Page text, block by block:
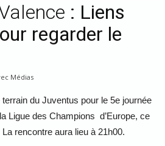
: Liens
regarder le
Médias
du Juventus pour le 5e journée
Ligue des Champions d’Europe, ce
rencontre aura lieu à 21h00.